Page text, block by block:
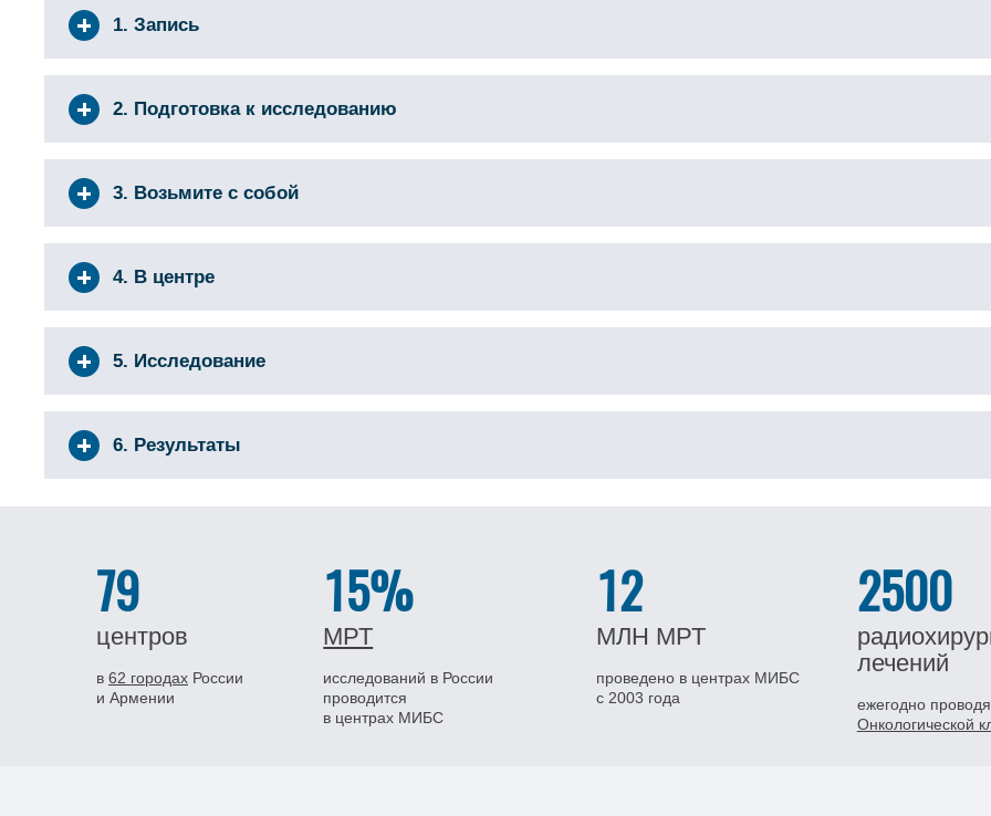
1. Запись
2. Подготовка к исследованию
3. Возьмите с собой
4. В центре
5. Исследование
6. Результаты
79
центров
в 62 городах России
и Армении
15%
МРТ
исследований в России
проводится
в центрах МИБС
12
МЛН МРТ
проведено в центрах МИБС
с 2003 года
2500
лечений
ежегодно
Онкологической